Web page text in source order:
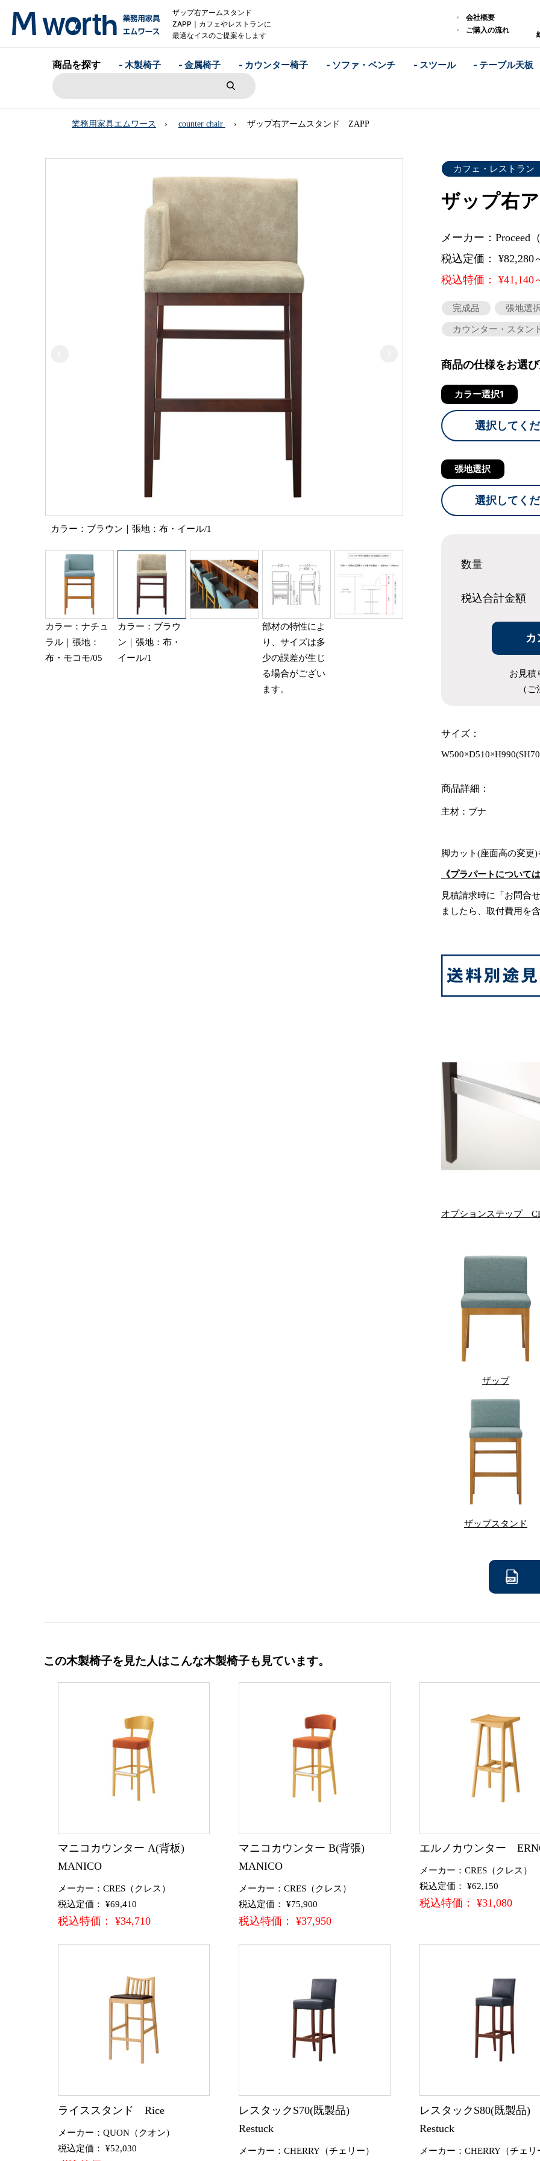
ザップ右アームスタンド
ZAPP｜カフェやレストランに
最適なイスのご提案をします
会社概要
ご購入の流れ
商品を探す - 木製椅子 - 金属椅子 - カウンター椅子 - ソファ・ベンチ - スツール - テーブル天板
業務用家具エムワース counter chair ザップ右アームスタンド ZAPP
カラー：ナチュラル｜張地：布・モコモ/05
カラー：ブラウン｜張地：布・イール/1
カラー：ナチュ
ラル｜張地：
布・モコモ/05
カラー：ブラウ
ン｜張地：布・
イール/1
部材の特性によ
り、サイズは多
少の誤差が生じ
る場合がござい
ます。
カフェ・レストラン
ザップ右
メーカー：Proceed
税込定価： ¥82,280
税込特価： ¥41,140
完成品
張地選
カウンター・スタン
商品の仕様をお選
カラー選択1
選択してく
張地選択
選択してく
数量
税込合計金額
カ
お見積
（
サイズ：
商品詳細：
主材：ブナ
脚カット(座面高の変更
《プラパートについて
見積請求時に「お問合
ましたら、取付費用を
オプションステップ
ザップ
ザップスタンド
この木製椅子を見た人はこんな木製椅子も見ています。
マニコカウンター A(背板)
MANICO
メーカー：CRES（クレス）
税込定価： ¥69,410
税込特価： ¥34,710
マニコカウンター B(背張)
MANICO
メーカー：CRES（クレス）
税込定価： ¥75,900
税込特価： ¥37,950
エルノカウンター
メーカー：CRES（クレス）
税込定価： ¥62,150
税込特価： ¥31,080
ライススタンド Rice
メーカー：QUON（クオン）
税込定価： ¥52,030
レスタックS70(既製品)
Restuck
メーカー：CHERRY（チェリー）
レスタックS80(既製品
Restuck
メーカー：CHERRY（チェリ